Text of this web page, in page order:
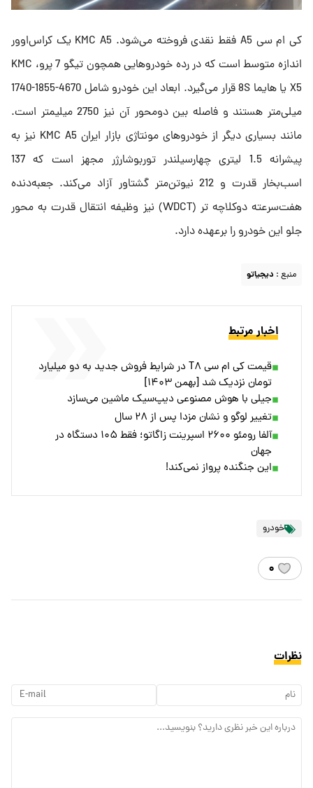
کی ام سی A5 فقط نقدی فروخته می‌شود. KMC A5 یک کراس‌اوور
اندازه متوسط است که در رده خودروهایی همچون تیگو 7 پرو، KMC
X5 یا هایما 8S‌ قرار می‌گیرد. ابعاد این خودرو شامل 4670-1855-1740
میلی‌متر هستند و فاصله بین دومحور آن نیز 2750 میلیمتر است.
مانند بسیاری دیگر از خودروهای مونتاژی بازار ایران KMC A5 نیز به
پیشرانه 1.5 لیتری چهارسیلندر توربوشارژر مجهز است که 137
اسب‌بخار قدرت و 212 نیوتن‌متر گشتاور آزاد می‌کند. جعبه‌دنده
هفت‌سرعته دوکلاچه تر (WDCT) نیز وظیفه انتقال قدرت به محور
جلو این خودرو را برعهده دارد.
منبع : دیجیاتو
اخبار مرتبط
قیمت کی ام سی T۸ در شرایط فروش جدید به دو میلیارد
تومان نزدیک شد [بهمن ۱۴۰۳]
جیلی با هوش مصنوعی دیپ‌سیک ماشین می‌سازد
تغییر لوگو و نشان مزدا پس از ۲۸ سال
آلفا رومئو ۲۶۰۰ اسپرینت زاگاتو؛ فقط ۱۰۵ دستگاه در
جهان
این جنگنده پرواز نمی‌کند!
خودرو
۰
نظرات